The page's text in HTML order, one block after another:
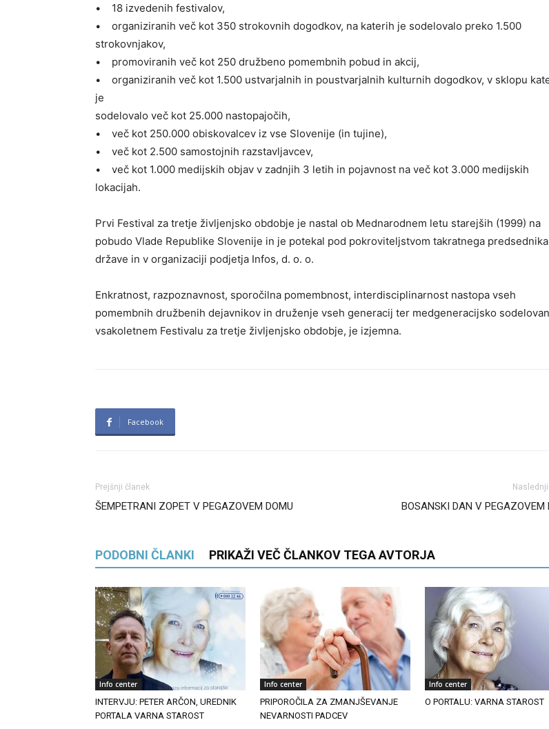
• 18 izvedenih festivalov,
• organiziranih več kot 350 strokovnih dogodkov, na katerih je sodelovalo preko 1.500
strokovnjakov,
• promoviranih več kot 250 družbeno pomembnih pobud in akcij,
• organiziranih več kot 1.500 ustvarjalnih in poustvarjalnih kulturnih dogodkov, v sklopu
je
sodelovalo več kot 25.000 nastopajočih,
• več kot 250.000 obiskovalcev iz vse Slovenije (in tujine),
• več kot 2.500 samostojnih razstavljavcev,
• več kot 1.000 medijskih objav v zadnjih 3 letih in pojavnost na več kot 3.000 medijskih
lokacijah.
Prvi Festival za tretje življenjsko obdobje je nastal ob Mednarodnem letu starejših (1999) na
pobudo Vlade Republike Slovenije in je potekal pod pokroviteljstvom takratnega predsednika
države in v organizaciji podjetja Infos, d. o. o.
Enkratnost, razpoznavnost, sporočilna pomembnost, interdisciplinarnost nastopa vseh
pomembnih družbenih dejavnikov in druženje vseh generacij ter medgeneracijsko
vsakoletnem Festivalu za tretje življenjsko obdobje, je izjemna.
Facebook
Prejšnji članek
ŠEMPETRANI ZOPET V PEGAZOVEM DOMU BOSANSKI DAN V PEGAZOVEM
PODOBNI ČLANKI PRIKAŽI VEČ ČLANKOV TEGA AVTORJA
Info center
INTERVJU: PETER ARČON, UREDNIK
PORTALA VARNA STAROST
Info center
PRIPOROČILA ZA ZMANJŠEVANJE
NEVARNOSTI PADCEV
Info center
O PORTALU: VARNA STAROST